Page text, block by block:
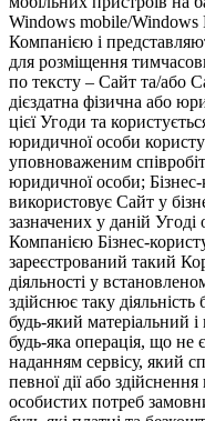
Windows mobile/Windows
Компанією і
для розміщення
по тексту – Сайт та/або
дієздатна фізична або
цієї Угоди та
юридичної особи
уповноваженим
юридичної особи;
використовує Сайт у
зазначених у даній
Компанією Бізнес-
зареєстрований такий
діяльності у
здійснює таку діяльність
будь-який матеріальний
будь-яка операція, що не
наданням сервісу, який
певної дії або
особистих потреб